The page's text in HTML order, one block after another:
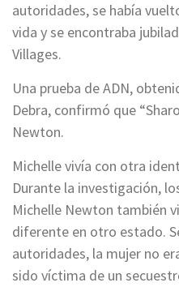
autoridades, se había
vida y se encontraba
Villages.
Una prueba de ADN,
Debra, confirmó que
Newton.
Michelle vivía con otra
Durante la investigación,
Michelle Newton también
diferente en otro estado.
autoridades, la mujer no
sido víctima de un